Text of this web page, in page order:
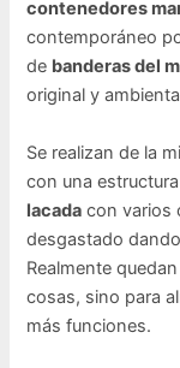
contenedores
contemporáneo
de banderas del
original y
Se realizan de la
con una
lacada con varios
desgastado
Realmente
cosas, sino para
más funciones.